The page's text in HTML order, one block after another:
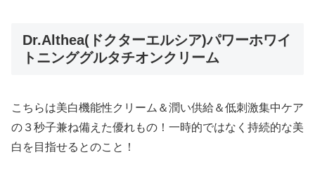
Dr.Althea(ドクターエルシア)パワーホワイ
トニンググルタチオンクリーム
こちらは美白機能性クリーム＆潤い供給＆低刺激集中ケア
の３秒子兼ね備えた優れもの！一時的ではなく持続的な美
白を目指せるとのこと！